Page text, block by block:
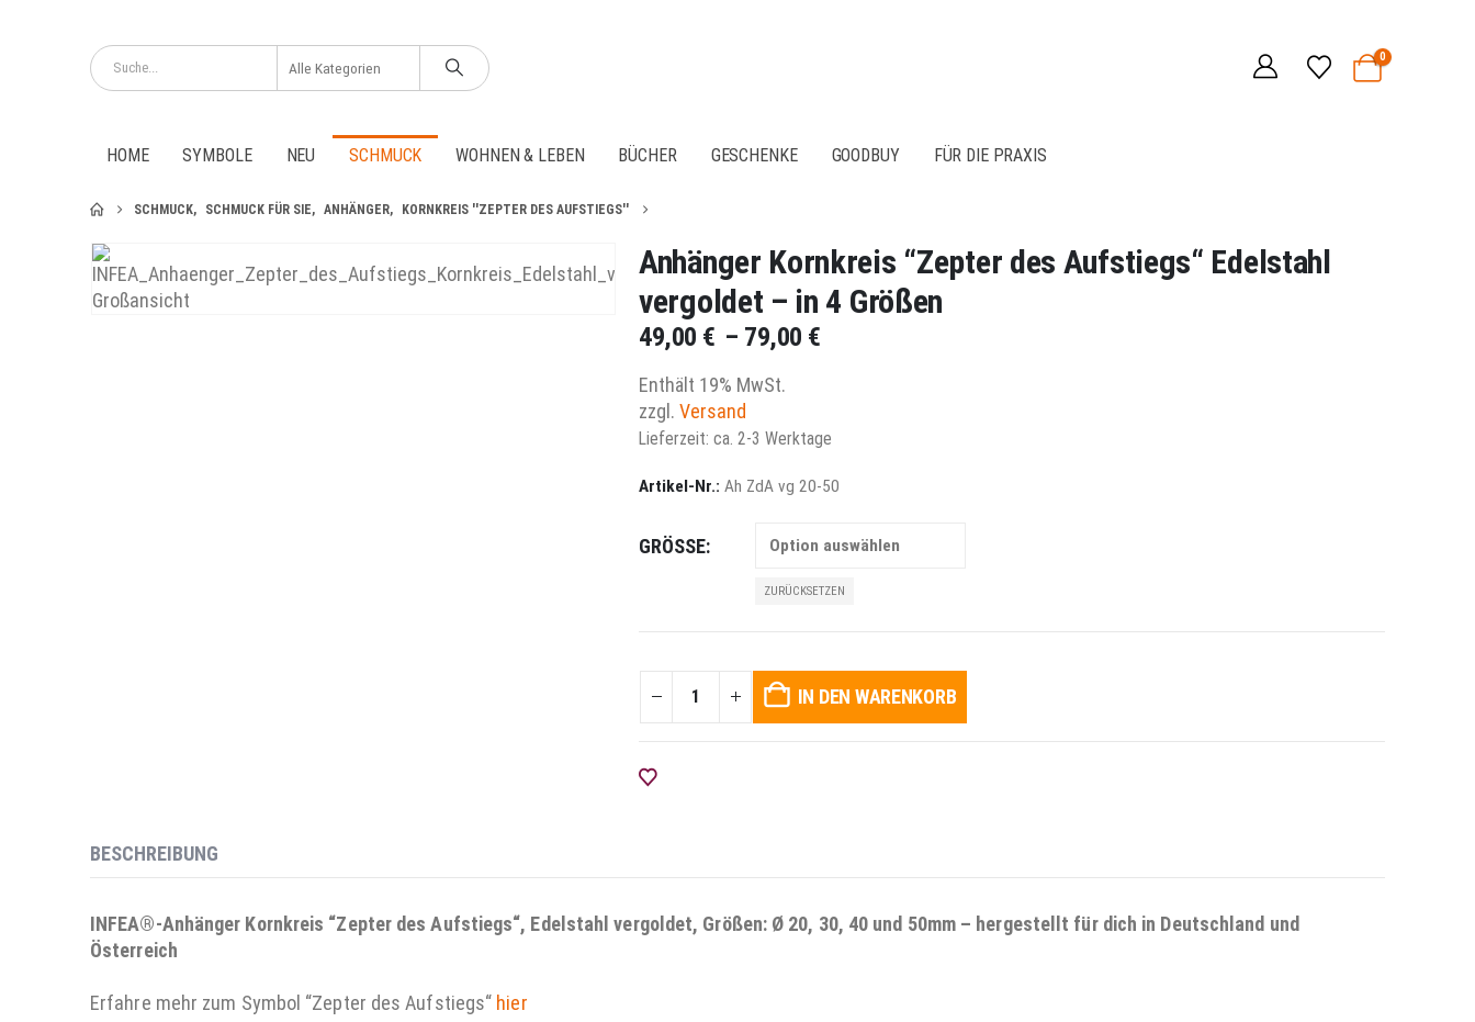
0
HOME SYMBOLE NEU SCHMUCK WOHNEN & LEBEN BÜCHER GESCHENKE GOODBUY FÜR DIE PRAXIS
SCHMUCK, SCHMUCK FÜR SIE, ANHÄNGER, KORNKREIS ''ZEPTER DES AUFSTIEGS''
Anhänger Kornkreis “Zepter des Aufstiegs“ Edelstahl
vergoldet – in 4 Größen
49,00 € – 79,00 €
Enthält 19% MwSt.
zzgl. Versand
Lieferzeit: ca. 2-3 Werktage
Artikel-Nr.: Ah ZdA vg 20-50
GRÖSSE
ZURÜCKSETZEN
IN DEN WARENKORB
BESCHREIBUNG
INFEA®-Anhänger Kornkreis “Zepter des Aufstiegs“, Edelstahl vergoldet, Größen: Ø 20, 30, 40 und 50mm – hergestellt für dich in Deutschland und
Österreich
Erfahre mehr zum Symbol “Zepter des Aufstiegs“ hier